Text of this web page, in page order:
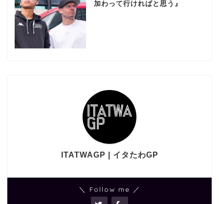
加わって行ければと思う』
ITATWAGP | イタたわGP
＼ Follow me ／